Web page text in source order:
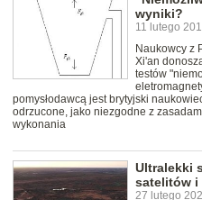
wyniki?
11 lutego
Naukowcy z
Xi'an
testów
pomysłodawcą jest brytyjski
odrzucone, jako niezgodne z
wykonania
Ultralekki
satelitów i
27 lutego